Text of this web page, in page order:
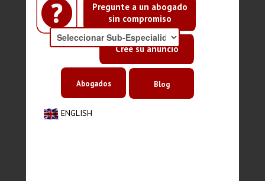
Pregunte a un abogado
sin compromiso
Cree su anuncio
ENGLISH
Abogados Blog